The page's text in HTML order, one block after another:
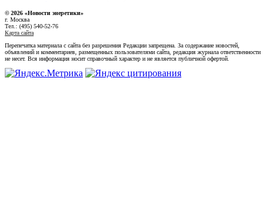
© 2026 «Новости энеретики»
г. Москва
Тел.: (495) 540-52-76
Карта сайта
Перепечатка материала с сайта без разрешения Редакции запрещена. За содержание новостей,
объявлений и комментариев, размещенных пользователями сайта, редакция журнала ответственности
не несет. Вся информация носит справочный характер и не является публичной офертой.